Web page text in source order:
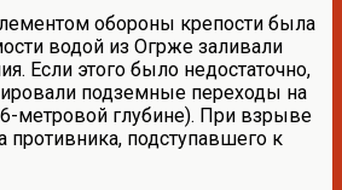
обороны крепости была
водой из Огрже заливали
Если этого было недостаточно,
подземные переходы на
метровой глубине). При взрыве
противника, подступавшего к